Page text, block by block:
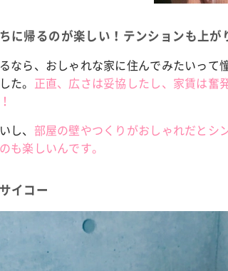
に帰るのが楽しい！テンションも上
なら、おしゃれな家に住んでみたいって
た。 正直、広さは妥協したし、家賃は奮
し、 部屋の壁やつくりがおしゃれだとシ
も楽しいんです。
イコー